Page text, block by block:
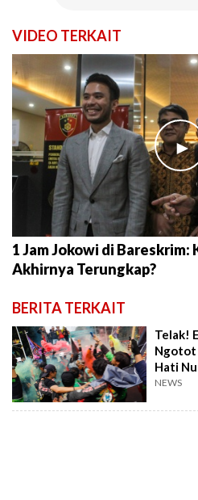
VIDEO TERKAIT
►
1 Jam Jokowi di
Akhirnya Terungkap?
BERITA TERKAIT
Telak!
Ngotot
Hati
NEWS